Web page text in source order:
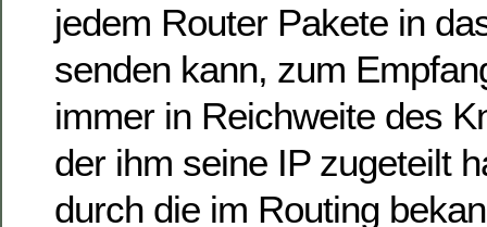
jedem Router Pakete in
senden kann, zum
immer in Reichweite des
der ihm seine IP zugeteilt
durch die im Routing